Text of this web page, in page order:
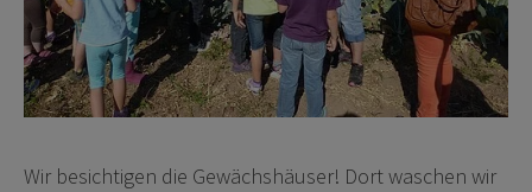
Wir besichtigen die Gewächshäuser! Dort waschen wir